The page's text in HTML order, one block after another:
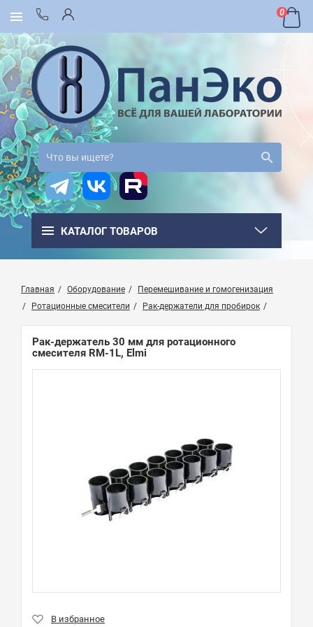
0
КАТАЛОГ ТОВАРОВ
Главная Оборудование
Перемешивание и гомогенизация
Ротационные смесители
Рак-держатели для пробирок
Рак-держатель 30 мм для ротационного
смесителя RM-1L, Elmi